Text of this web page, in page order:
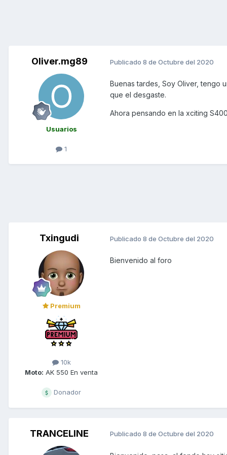
Oliver.mg89
Usuarios
1
Publicado 8 de Octubre del 2020
Buenas tardes, Soy Oliver, tengo
que el desgaste.
Ahora pensando en la xciting
Txingudi
Premium
10k
Moto: AK 550 En venta
Donador
Publicado 8 de Octubre del 2020
Bienvenido al foro
TRANCELINE Publicado 8 de Octubre del 2020